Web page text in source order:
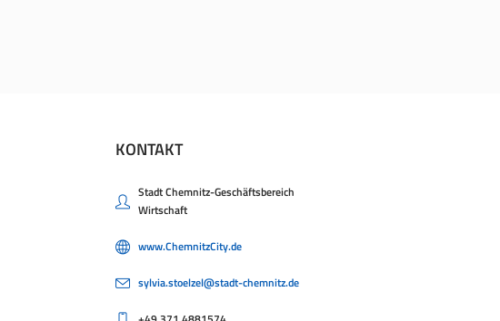
KONTAKT
Stadt Chemnitz-Geschäftsbereich
Wirtschaft
www.ChemnitzCity.de
sylvia.stoelzel@stadt-chemnitz.de